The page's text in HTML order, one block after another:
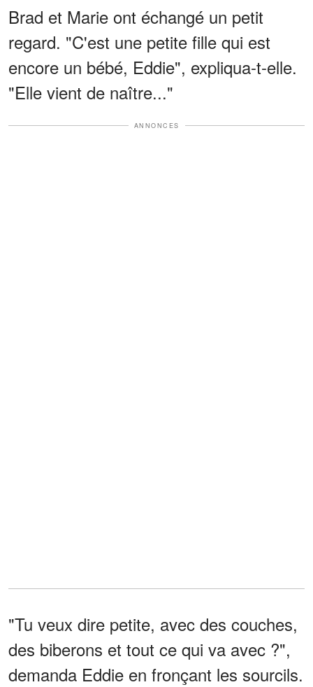
Brad et Marie ont échangé un petit
regard. "C'est une petite fille qui est
encore un bébé, Eddie", expliqua-t-elle.
"Elle vient de naître..."
ANNONCES
"Tu veux dire petite, avec des couches,
des biberons et tout ce qui va avec ?",
demanda Eddie en fronçant les sourcils.